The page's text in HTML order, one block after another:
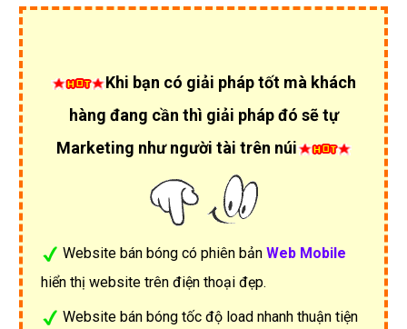
Khi bạn có giải pháp tốt mà khách
hàng đang cần thì giải pháp đó sẽ tự
Marketing như người tài trên núi
Website bán bóng có phiên bản Web Mobile
hiển thị website trên điện thoại đẹp.
Website bán bóng tốc độ load nhanh thuận tiện